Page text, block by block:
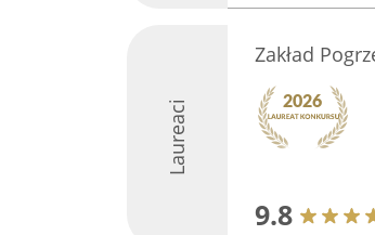
Laureaci
Zakład
9.8